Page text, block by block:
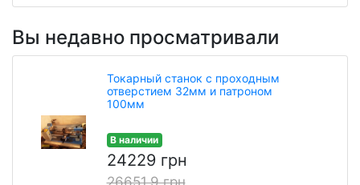
Вы недавно просматривали
Токарный станок с проходным
отверстием 32мм и патроном
100мм
В наличии
24229 грн
26651.9 грн